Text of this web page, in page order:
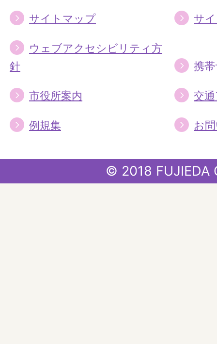
サイトマップ サ
ウェブアクセシビリティ方
針
携
市役所案内 交
例規集 お
© 2018 FUJIEDA